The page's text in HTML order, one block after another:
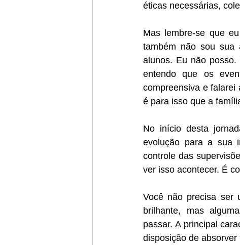
éticas necessárias,
Mas lembre-se que
também não sou sua
alunos. Eu não
entendo que os
compreensiva e falarei
é para isso que a
No início desta
evolução para a sua
controle das
ver isso acontecer. É
Você não precisa ser
brilhante, mas
passar. A principal
disposição de